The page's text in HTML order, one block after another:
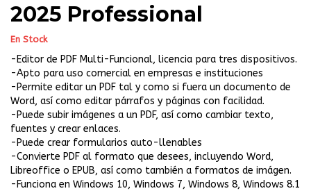
2025 Professional
En Stock
-Editor de PDF Multi-Funcional, licencia para tres dispositivos.
-Apto para uso comercial en empresas e instituciones
-Permite editar un PDF tal y como si fuera un documento de
Word, así como editar párrafos y páginas con facilidad.
-Puede subir imágenes a un PDF, así como cambiar texto,
fuentes y crear enlaces.
-Puede crear formularios auto-llenables
-Convierte PDF al formato que desees, incluyendo Word,
Libreoffice o EPUB, así como también a formatos de imágen.
-Funciona en Windows 10, Windows 7, Windows 8, Windows 8.1